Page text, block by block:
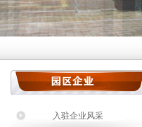
入驻企业风采